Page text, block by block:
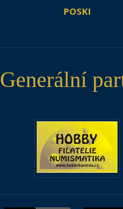
POSKI
Generální